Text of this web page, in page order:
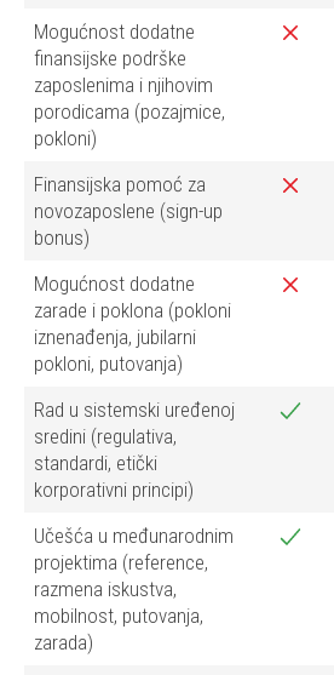
Mogućnost dodatne
finansijske podrške
zaposlenima i njihovim
porodicama (pozajmice,
pokloni)
Finansijska pomoć za
novozaposlene (sign-up
bonus)
Mogućnost dodatne
zarade i poklona (pokloni
iznenađenja, jubilarni
pokloni, putovanja)
Rad u sistemski uređenoj
sredini (regulativa,
standardi, etički
korporativni principi)
Učešća u međunarodnim
projektima (reference,
razmena iskustva,
mobilnost, putovanja,
zarada)